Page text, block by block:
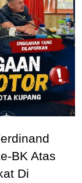
BK Atas
Di